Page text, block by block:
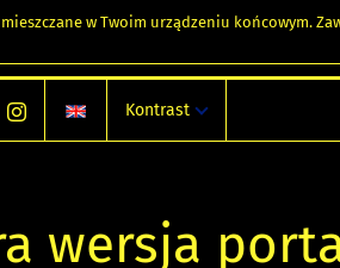
w Twoim urządzeniu końcowym.
Kontrast
wersja